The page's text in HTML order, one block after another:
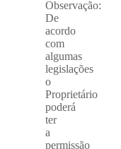
Observação:
De
acordo
com
algumas
legislações
o
Proprietário
poderá
ter
a
permissão